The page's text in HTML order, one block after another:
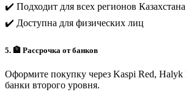
✔️ Подходит для всех регионов Казахстана
✔️ Доступна для физических лиц
5. 🏦 Рассрочка от банков
Оформите покупку через Kaspi Red, Halyk
банки второго уровня.